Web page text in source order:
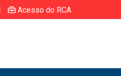
Acesso do RCA